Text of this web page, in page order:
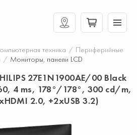
техника / Периферийные
/ Мониторы, панели LCD
27E1N1900AE/00 Black
4 ms, 178°/178°, 300 cd/m,
2.0, +2xUSB 3.2)